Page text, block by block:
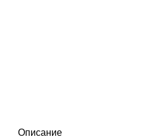
Описание